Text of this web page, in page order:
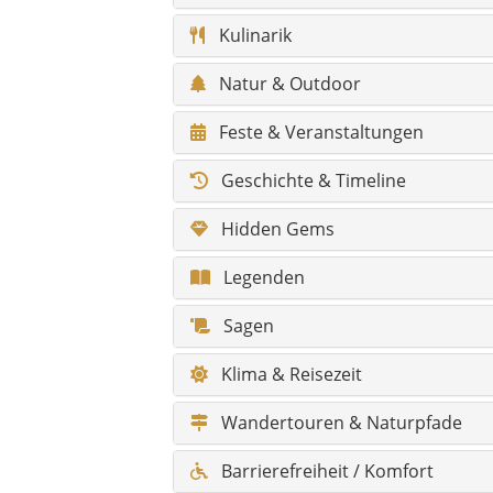
Sagen
Klima & Reisezeit
Wandertouren & Naturpfade
Barrierefreiheit / Komfort
Infos für Reisende mit
Fotospots
Gesundheit & Notfall
Shopping & Märkte
Skurriles & Besonderheiten
Alle Sehenswürdigkeiten